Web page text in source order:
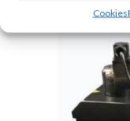
Cookies